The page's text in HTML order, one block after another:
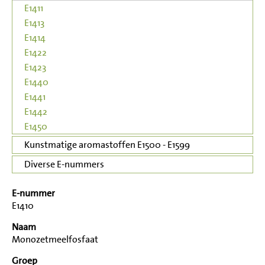
E1411
E1413
E1414
E1422
E1423
E1440
E1441
E1442
E1450
Kunstmatige aromastoffen E1500 - E1599
Diverse E-nummers
E-nummer
E1410
Naam
Monozetmeelfosfaat
Groep